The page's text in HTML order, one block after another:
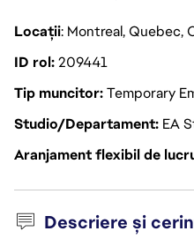
Locații: Montreal, Quebec,
ID rol209441
Tip muncitorTemporary
Studio/Departament EA
Aranjament flexibil de
Descriere și